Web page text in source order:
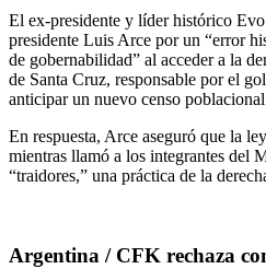
El ex-presidente y líder histórico
presidente Luis Arce por un “error
de gobernabilidad” al acceder a la
de Santa Cruz, responsable por el
anticipar un nuevo censo
En respuesta, Arce aseguró que la
mientras llamó a los integrantes del
“traidores,” una práctica de la
Argentina / CFK rechaza